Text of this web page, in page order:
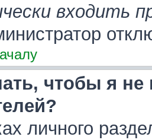
входить
чтобы я
личного